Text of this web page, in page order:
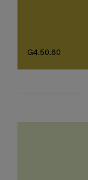
G4.50.60